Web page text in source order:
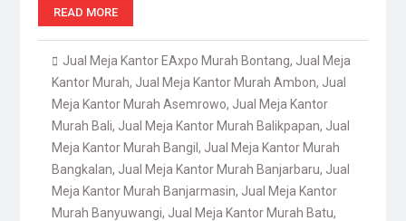
READ MORE
Jual Meja Kantor EAxpo Murah Bontang, Jual Meja
Kantor Murah, Jual Meja Kantor Murah Ambon, Jual
Meja Kantor Murah Asemrowo, Jual Meja Kantor
Murah Bali, Jual Meja Kantor Murah Balikpapan, Jual
Meja Kantor Murah Bangil , Jual Meja Kantor Murah
Bangkalan, Jual Meja Kantor Murah Banjarbaru, Jual
Meja Kantor Murah Banjarmasin, Jual Meja Kantor
Murah Banyuwangi, Jual Meja Kantor Murah Batu,